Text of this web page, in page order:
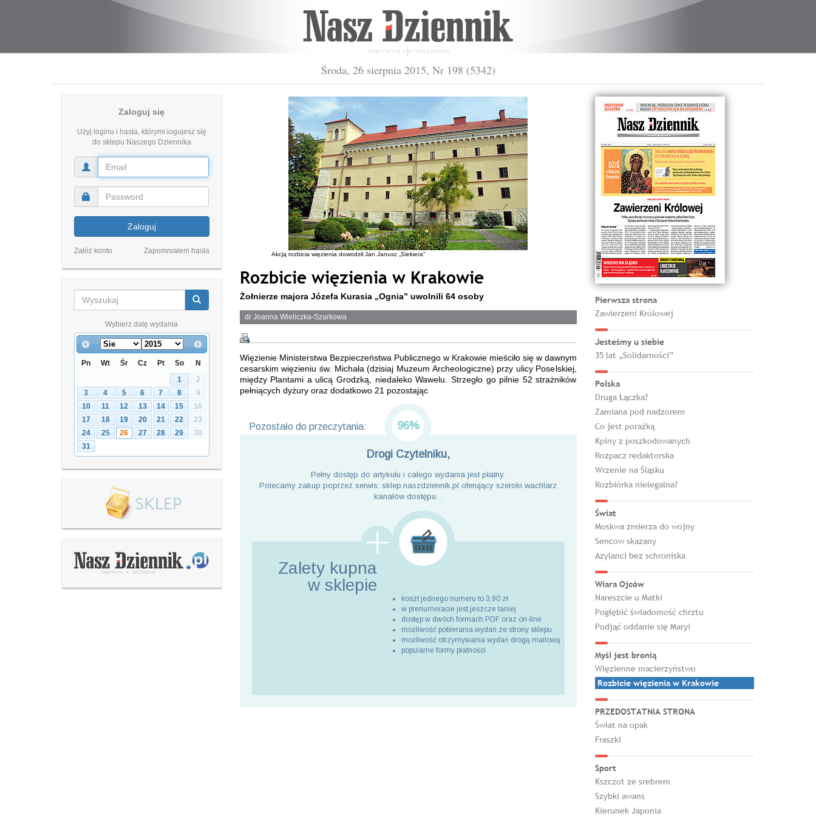
Środa, 26 sierpnia 2015, Nr 198 (5342)
Zaloguj się
Użyj loginu i hasła, którymi logujesz się
do sklepu Naszego Dziennika
Zaloguj
Załóż konto Zapomniałem hasła
Wybierz datę wydania
Pn Wt Śr Cz Pt So
N
1
2
3
4 5 6 7 8
9
10
11 12 13 14 15
16
17
18 19 20 21 22
23
24
25 26 27 28 29
30
31
Akcją rozbicia więzienia dowodził Jan Janusz „Siekiera”
Rozbicie więzienia w Krakowie
Żołnierze majora Józefa Kurasia „Ognia” uwolnili 64 osoby
dr Joanna Wieliczka-Szarkowa
Więzienie Ministerstwa Bezpieczeństwa Publicznego w Krakowie mieściło się w dawnym
cesarskim więzieniu św. Michała (dzisiaj Muzeum Archeologiczne) przy ulicy Poselskiej,
między Plantami a ulicą Grodzką, niedaleko Wawelu. Strzegło go pilnie 52 strażników
pełniących dyżury oraz dodatkowo 21 pozostając
Pozostało do przeczytania: 96%
Drogi Czytelniku,
Pełny dostęp do artykułu i całego wydania jest płatny.
Polecamy zakup poprzez serwis: sklep.naszdziennik.pl oferujący szeroki wachlarz
kanałów dostępu. .
Zalety kupna
w sklepie
koszt jednego numeru to 3,90 zł
w prenumeracie jest jeszcze taniej
dostęp w dwóch formach PDF oraz on-line
możliwość pobierania wydań ze strony sklepu
możliwość otrzymywania wydań drogą mailową
popularne formy płatności
Pierwsza strona
Zawierzeni Królowej
Jesteśmy u siebie
35 lat „Solidarności”
Polska
Druga Łączka?
Zamiana pod nadzorem
Co jest porażką
Kpiny z poszkodowanych
Rozpacz redaktorska
Wrzenie na Śląsku
Rozbiórka nielegalna?
Świat
Moskwa zmierza do wojny
Sencow skazany
Azylanci bez schroniska
Wiara Ojców
Nareszcie u Matki
Pogłębić świadomość chrztu
Podjąć oddanie się Maryi
Myśl jest bronią
Więzienne macierzyństwo
Rozbicie więzienia w Krakowie
PRZEDOSTATNIA STRONA
Świat na opak
Fraszki
Sport
Kszczot ze srebrem
Szybki awans
Kierunek Japonia